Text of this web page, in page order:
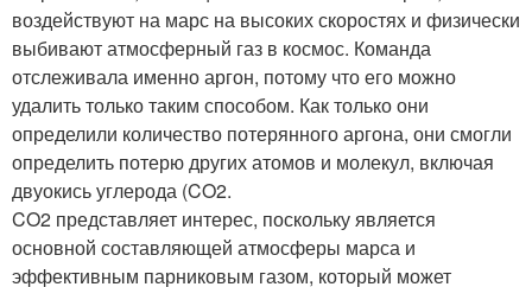
воздействуют на марс на высоких скоростях и физически
выбивают атмосферный газ в космос. Команда
отслеживала именно аргон, потому что его можно
удалить только таким способом. Как только они
определили количество потерянного аргона, они смогли
определить потерю других атомов и молекул, включая
двуокись углерода (CO2.
CO2 представляет интерес, поскольку является
основной составляющей атмосферы марса и
эффективным парниковым газом, который может